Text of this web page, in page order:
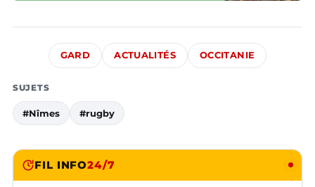
GARD ACTUALITÉS OCCITANIE
SUJETS
#Nîmes #rugby
FIL INFO24/7